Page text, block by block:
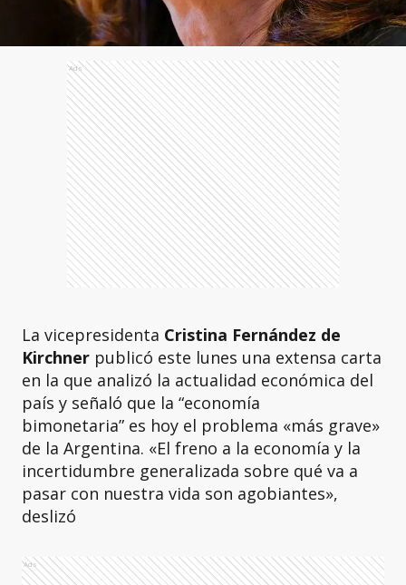
Ads
La vicepresidenta Cristina Fernández de
Kirchner publicó este lunes una extensa carta
en la que analizó la actualidad económica del
país y señaló que la “economía
bimonetaria” es hoy el problema «más grave»
de la Argentina. «El freno a la economía y la
incertidumbre generalizada sobre qué va a
pasar con nuestra vida son agobiantes»,
deslizó
Ads